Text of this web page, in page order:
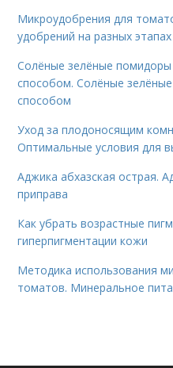
Микроудобрения для
удобрений на разных
Солёные зелёные
способом. Солёные
способом
Уход за плодоносящим
Оптимальные условия для
Аджика абхазская острая.
приправа
Как убрать возрастные
гиперпигментации кожи
Методика использования
томатов. Минеральное